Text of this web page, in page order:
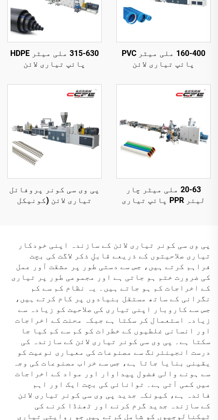
160-400 ملی میٹر PVC
پائپ تیاری لائن
315-630 ملی میٹر HDPE
پائپ تیاری لائن
20-63 ملی میٹر چار
لیئر PPR پائپ تیاری
پی وی سی کونر پروفائل
تیاری لائن (کونیکل
پی وی سی کونر تیاری لائن کے سازندہ اپنی خودکار
تیاری صلاحیتوں کے ذریعے قابلِ ذکر لاگت کی بچت
فراہم کرتے ہیں، جس سے دستی طور پر مشقت آور عمل
کی ضرورت ختم ہو جاتی ہے اور مجموعی طور پر تیاری
کے اخراجات کم ہو جاتے ہیں۔ یہ نظام کم سے کم
نگرانی کے ساتھ مستقل بنیادوں پر کام کرتے ہیں،
جس سے کاروبار اپنی تیاری کی صلاحیت کو زیادہ سے
زیادہ استعمال کر سکتا ہے جبکہ محنت کے اخراجات
اور انسانی غلطیوں کے خطرات کو کم سے کم کیا جا
سکتا ہے۔ پی وی سی کونر تیاری لائن کے سازندہ کی
درست انجینئرنگ سے مصنوعات کی معیاری نوعیت کو
یقینی بنایا جاتا ہے، جس سے خراب مصنوعات کی وجہ
سے ہونے والی فضول پیداوار اور مواد کے اخراجات
میں کمی آتی ہے۔ توانائی کی بچت ایک اور اہم
فائدہ ہے، کیونکہ جدید پی وی سی کونر تیاری لائن
کے سازندہ جدید گرم کرنے اور ٹھنڈا کرنے کی
ٹیکنالوجیوں کو شامل کرتے ہیں جو روایتی تیاری